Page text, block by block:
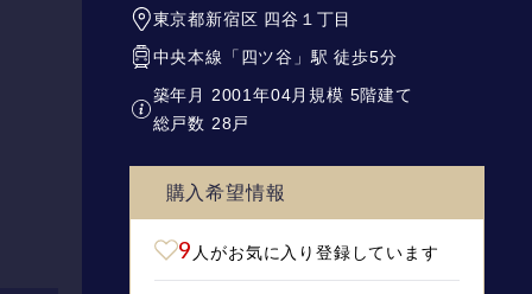
東京都新宿区 四谷１丁目
中央本線
「 四ツ谷 」駅 徒歩5分
築年月 2001年04月規模 5階建て
総戸数 28戸
購入希望情報
9 人がお気に入り登録しています